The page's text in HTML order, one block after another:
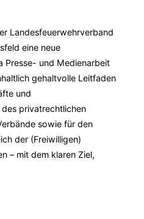
Landesfeuerwehrverband
eine neue
Presse- und Medienarbeit
gehaltvolle Leitfaden
und
privatrechtlichen
sowie für den
der (Freiwilligen)
– mit dem klaren Ziel,